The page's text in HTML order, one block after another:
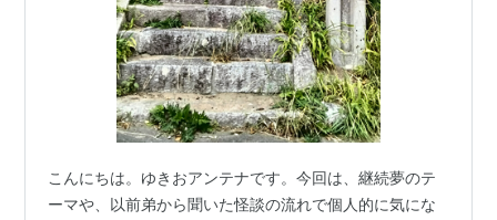
こんにちは。ゆきおアンテナです。今回は、継続夢のテ
ーマや、以前弟から聞いた怪談の流れで個人的に気にな